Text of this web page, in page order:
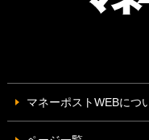
マネーポストWEBにつ